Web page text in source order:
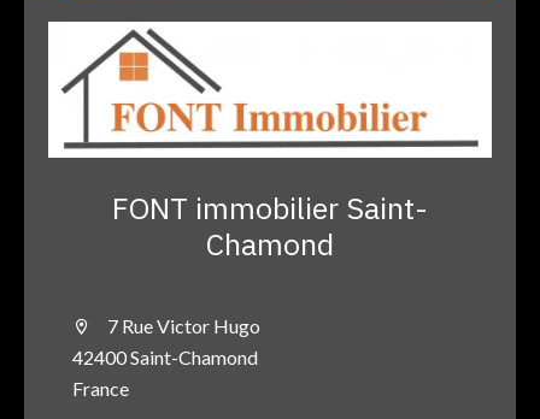
FONT immobilier Saint-
Chamond
7 Rue Victor Hugo
42400 Saint-Chamond
France